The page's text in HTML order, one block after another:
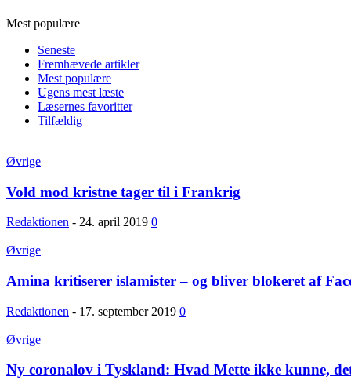
Mest populære
Seneste
Fremhævede artikler
Mest populære
Ugens mest læste
Læsernes favoritter
Tilfældig
Øvrige
Vold mod kristne tager til i Frankrig
Redaktionen - 24. april 2019 0
Øvrige
Amina kritiserer islamister – og bliver blokeret af
Redaktionen - 17. september 2019 0
Øvrige
Ny coronalov i Tyskland: Hvad Mette ikke kunne,